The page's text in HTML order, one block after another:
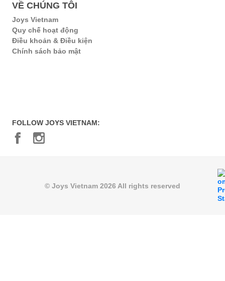
VỀ CHÚNG TÔI
Joys Vietnam
Quy chế hoạt động
Điều khoản & Điều kiện
Chính sách bảo mật
FOLLOW JOYS VIETNAM:
© Joys Vietnam 2026 All rights reserved